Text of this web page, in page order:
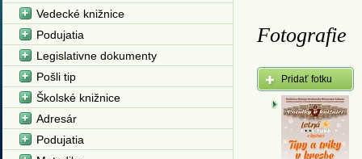
Fotografie
Pridať fotku
Vedecké knižnice
Podujatia
Legislativne dokumenty
Pošli tip
Školské knižnice
Adresár
Podujatia